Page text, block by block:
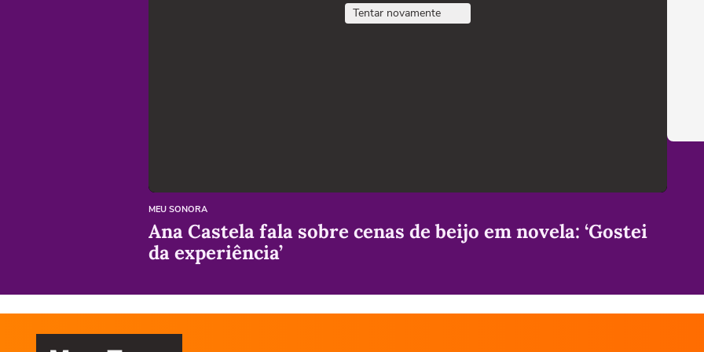
Tentar novamente
MEU SONORA
Ana Castela fala sobre cenas de beijo em novela: ‘Gostei
da experiência’